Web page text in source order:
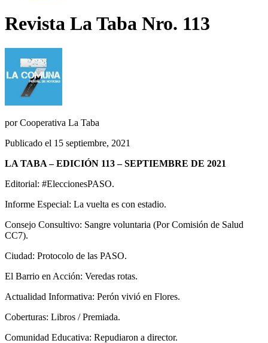
Revista La Taba Nro. 113
porCooperativa La Taba
Publicado el 15 septiembre, 2021
LA TABA – EDICIÓN 113 – SEPTIEMBRE DE 2021
Editorial: #EleccionesPASO.
Informe Especial: La vuelta es con estadio.
Consejo Consultivo: Sangre voluntaria (Por Comisión de Salud
CC7).
Ciudad: Protocolo de las PASO.
El Barrio en Acción: Veredas rotas.
Actualidad Informativa: Perón vivió en Flores.
Coberturas: Libros / Premiada.
Comunidad Educativa: Repudiaron a director.